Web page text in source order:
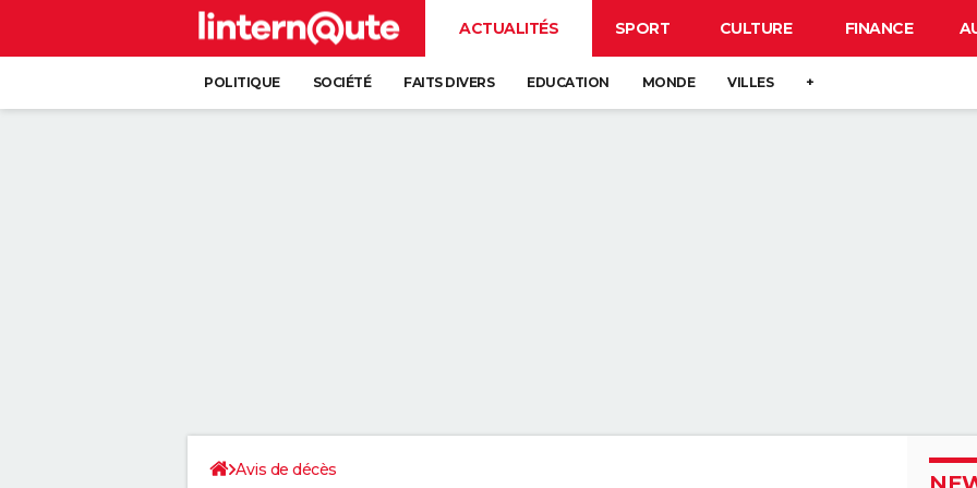
ACTUALITÉS SPORT CULTURE FINANCE
POLITIQUE SOCIÉTÉ FAITS DIVERS EDUCATION MONDE VILLES +
Avis de décès